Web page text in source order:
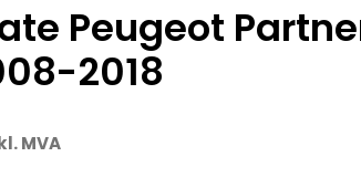
Peugeot
2018
MVA